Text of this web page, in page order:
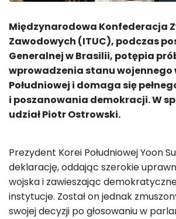
Międzynarodowa Konfederacja
Zawodowych (ITUC), podczas
Generalnej w Brasilii, potępia
wprowadzenia stanu wojennego
Południowej i domaga się
i poszanowania demokracji. W
udział Piotr Ostrowski.
Prezydent Korei Południowej Yoon
deklarację, oddając szerokie
wojska i zawieszając
instytucje. Został on jednak
swojej decyzji po głosowaniu w